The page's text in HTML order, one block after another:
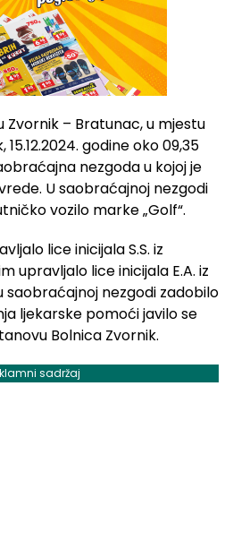
– Bratunac, u mjestu
godine oko 09,35
nezgoda u kojoj je
U saobraćajnoj nezgodi
vozilo marke „Golf“.
lice inicijala S.S. iz
upravljalo lice inicijala E.A. iz
saobraćajnoj nezgodi zadobilo
ljekarske pomoći javilo se
Bolnica Zvornik.
sadržaj